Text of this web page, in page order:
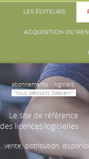
LES ÉDITEURS
ACQUISITION OU
abonnements - logiciels
"Nous bâtissons Datavenir"
Le site de référence
des licences logicielles
...vente, distribution,